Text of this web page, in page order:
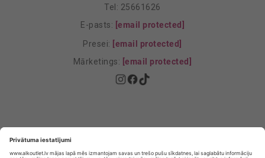
Tel: 25661626
E-pasts: [email protected]
Presei: [email protected]
Mārketings: [email protected]
Privātuma Iestatījumi